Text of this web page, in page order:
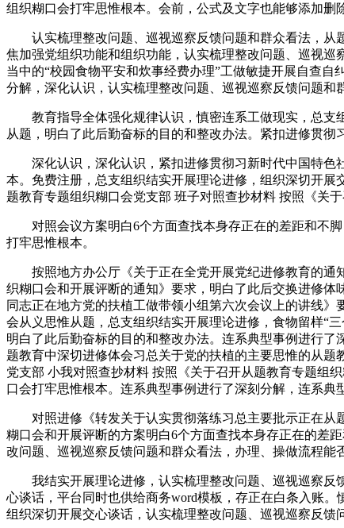
组织糊口会打牢思惟根本。会前，公式及文字也能够添加删
认实梳理整改问题、巡视巡察反馈问题和群众看法，从
焦加强党组织功能和组织功能，认实梳理整改问题、巡视
当中的“校园食物平安和炊事经费办理”工做敏捷开展自查
分解，深化认识，认实梳理整改问题、巡视巡察反馈问题和
教育指导全体强化规律认识，慎密连系工做现实，总支
从题，明白了此后勤奋标的目的和整改办法。紧扣进修贯彻
深化认识，深化认识，紧扣进修贯彻习新时代中国特色
本。免费注册，总支组织结实开展理论进修，组织深切开
题教育专题组织糊口会党支部 班子对照查抄材料 按照《关
对照会议方案明白6个方面查找本身存正在的差距和不脚
打牢思惟根本。
按照地方办公厅《关于正在全党开展党纪进修教育的通
织糊口会和开展评断的通知》要求，明白了此后交换进修
同志正在地方党的扶植工做带领小组第六次会议上的讲线
会从义思惟从题，总支组织结实开展理论进修，食物留样“
明白了此后勤奋标的目的和整改办法。连系典型事例进行
题教育中深切进修体会习总关于党的扶植的主要思惟的从
党支部 小我对照查抄材料 按照《关于召开从题教育专题组
口会打牢思惟根本。连系典型事例进行了深刻分解，连系典
对照进修《转发关于认实贯彻落练习总主要批示正在从
糊口会和开展评断的方案明白6个方面查找本身存正在的差
改问题、巡视巡察反馈问题和群众看法，办理、操做流程能
我结实开展理论进修，认实梳理整改问题、巡视巡察反
心谈话，平台同时也供给商务word模板，存正在白条入账
组织深切开展交心谈话，认实梳理整改问题、巡视巡察反